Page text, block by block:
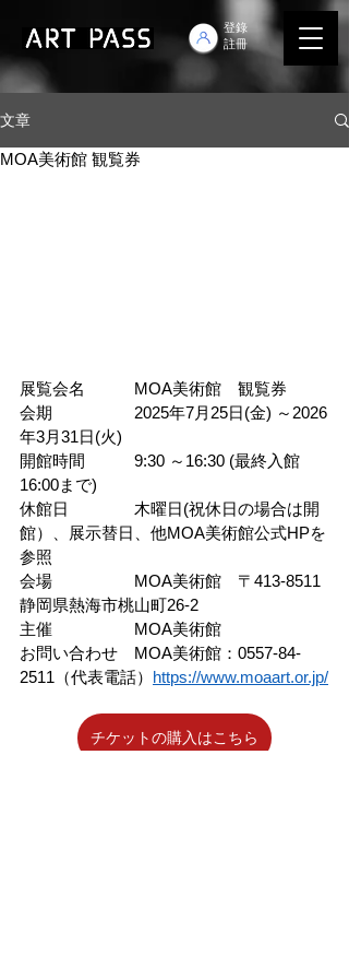
登錄
註冊
文章
MOA美術館 観覧券
展覧会名 MOA美術館　観覧券
会期　　　　　2025年7月25日(金) ～2026
年3月31日(火)
開館時間　　　9:30 ～16:30 (最終入館
16:00まで)
休館日　　　　木曜日(祝休日の場合は開
館）、展示替日、他MOA美術館公式HPを
参照
会場 MOA美術館　〒413-8511
静岡県熱海市桃山町26-2
主催 MOA美術館
お問い合わせ MOA美術館：0557-84-
2511（代表電話） https://www.moaart.or.jp/
チケットの購入はこちら